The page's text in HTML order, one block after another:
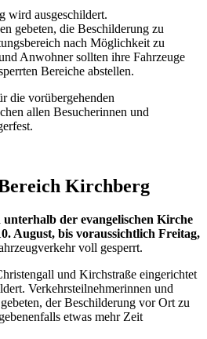
wird ausgeschildert.
gebeten, die Beschilderung zu
nach Möglichkeit zu
Anwohner sollten ihre Fahrzeuge
Bereiche abstellen.
die vorübergehenden
allen Besucherinnen und
Kirchberg
der evangelischen Kirche
August, bis voraussichtlich Freitag,
voll gesperrt.
und Kirchstraße eingerichtet
Verkehrsteilnehmerinnen und
der Beschilderung vor Ort zu
etwas mehr Zeit